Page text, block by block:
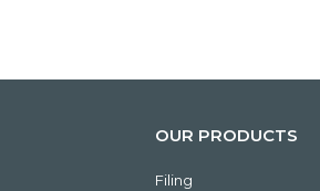
OUR PRODUCTS
Filing